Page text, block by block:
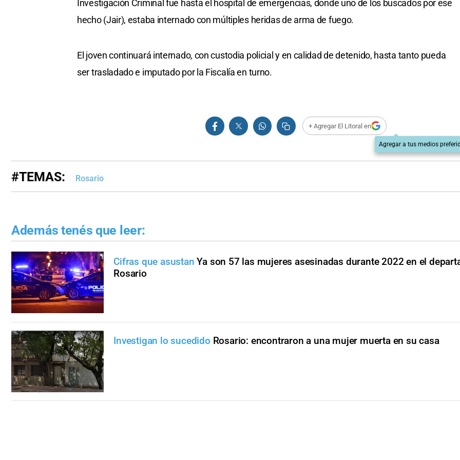
Investigación Criminal fue hasta el hospital de emergencias, donde uno de los buscados por ese
hecho (Jair), estaba internado con múltiples heridas de arma de fuego.
El joven continuará internado, con custodia policial y en calidad de detenido, hasta tanto pueda
ser trasladado e imputado por la Fiscalía en turno.
+ Agregar El Litoral en
Agregar a tus medios
#TEMAS: Rosario
Además tenés que leer:
Cifras que asustan Ya son 57 las mujeres asesinadas durante 2022 en el
Rosario
Investigan lo sucedido Rosario: encontraron a una mujer muerta en su casa